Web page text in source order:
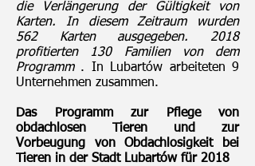
die Verlängerung der Gültigkeit von
Karten. In diesem Zeitraum wurden
562 Karten ausgegeben. 2018
profitierten 130 Familien von dem
Programm. In Lubartów arbeiteten 9
Unternehmen zusammen.
Das Programm zur Pflege von
obdachlosen Tieren und zur
Vorbeugung von Obdachlosigkeit bei
Tieren in der Stadt Lubartów für 2018